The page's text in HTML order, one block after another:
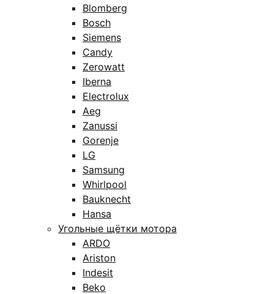
Blomberg
Bosch
Siemens
Candy
Zerowatt
Iberna
Electrolux
Aeg
Zanussi
Gorenje
LG
Samsung
Whirlpool
Bauknecht
Hansa
Угольные щётки мотора
ARDO
Ariston
Indesit
Beko